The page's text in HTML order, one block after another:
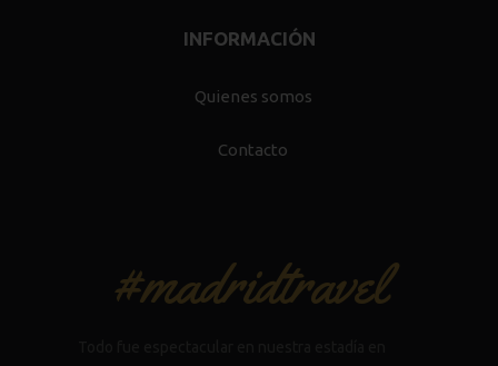
INFORMACIÓN
Quienes somos
Contacto
#madridtravel